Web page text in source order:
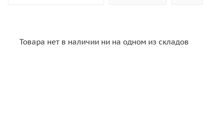
Товара нет в наличии ни на одном из складов